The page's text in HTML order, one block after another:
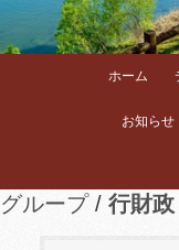
ホーム
お知らせ
グループ 行財政